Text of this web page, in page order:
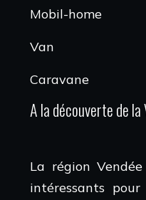
Mobil-home
Van
Caravane
A la découverte de la
La région
intéressants